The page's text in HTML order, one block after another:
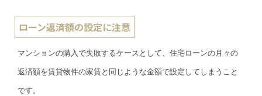
ローン返済額の設定に注意
マンションの購入で失敗するケースとして、住宅ローンの月々の
返済額を賃貸物件の家賃と同じような金額で設定してしまうこと
です。